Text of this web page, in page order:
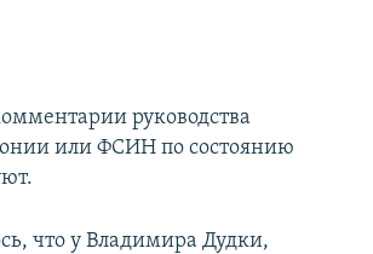
руководства
или ФСИН по состоянию
что у Владимира Дудки,